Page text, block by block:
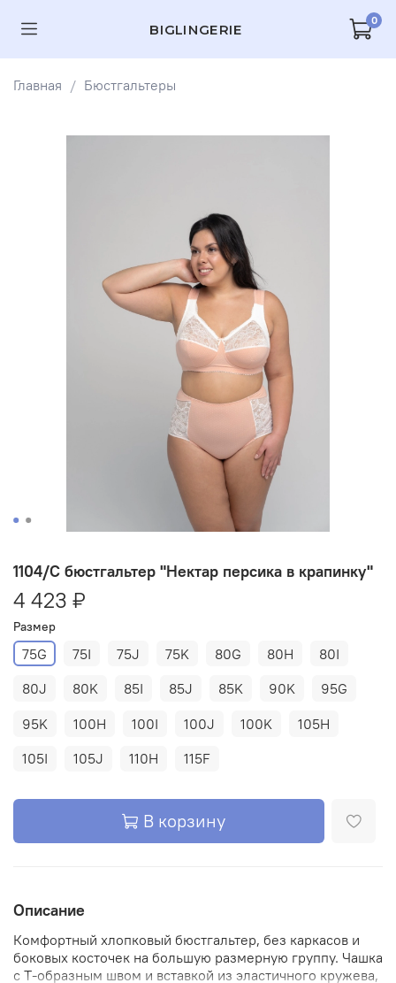
BIGLINGERIE
0
Главная Бюстгальтеры
1104/C бюстгальтер "Нектар персика в крапинку"
4 423 ₽
Размер
75G 75I 75J 75K 80G 80H
80I
80J
80K 85I 85J 85K 90K
95G
95K
100H 100I 100J 100K
105H
105I
105J 110H 115F
В корзину
Описание
Комфортный хлопковый бюстгальтер, без каркасов и
боковых косточек на большую размерную группу. Чашка
с Т-образным швом и вставкой из эластичного кружева,